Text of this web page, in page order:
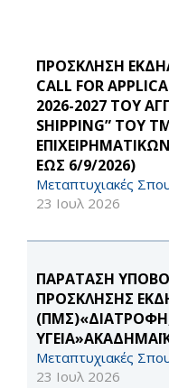
ΠΡΟΣΚΛΗΣΗ
CALL FOR
2026-2027 ΤΟΥ
SHIPPING” ΤΟΥ
ΕΩΣ 6/9/2026)
Μεταπτυχιακές
23 Ιουλ 2026
ΠΑΡΑΤΑΣΗ
ΠΡΟΣΚΛΗΣΗΣ
Μεταπτυχιακές
23 Ιουλ 2026